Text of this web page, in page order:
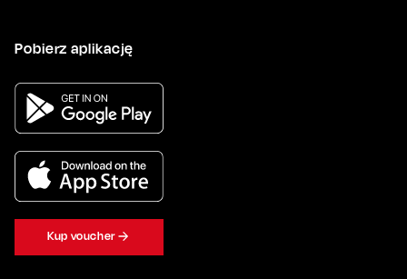
Pobierz aplikację
Kup voucher